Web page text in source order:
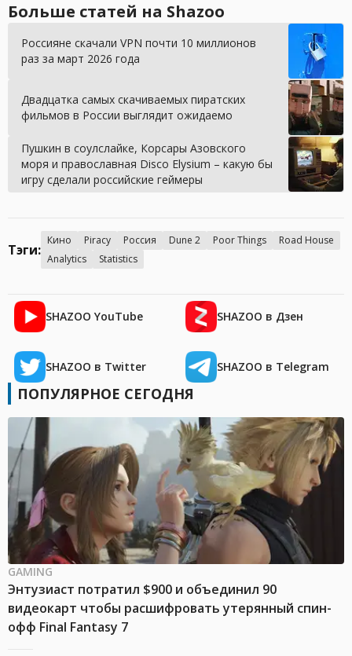
Больше статей на Shazoo
Россияне скачали VPN почти 10 миллионов
раз за март 2026 года
Двадцатка самых скачиваемых пиратских
фильмов в России выглядит ожидаемо
Пушкин в соулслайке, Корсары Азовского
моря и православная Disco Elysium – какую бы
игру сделали российские геймеры
Тэги:
Кино Piracy Россия Dune 2 Poor Things
Road House
Analytics
Statistics
SHAZOO YouTube SHAZOO в Дзен
SHAZOO в Twitter SHAZOO в Telegram
ПОПУЛЯРНОЕ СЕГОДНЯ
GAMING
Энтузиаст потратил $900 и объединил 90
видеокарт чтобы расшифровать утерянный спин-
офф Final Fantasy 7